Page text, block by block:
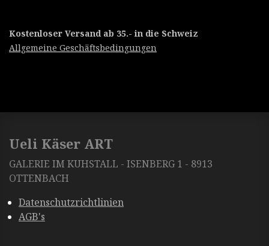
Kostenloser Versand ab 35.- in die Schweiz
Allgemeine Geschäftsbedingungen
Ueli Käser ART
GALERIE IM KUHSTALL - ISENBERG 1 - 8913
OTTENBACH
Datenschutzrichtlinien
AGB's